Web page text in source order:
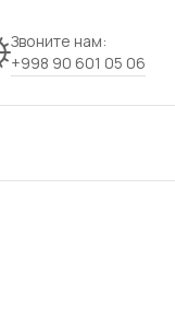
Звоните нам:
+998 90 601 05 06